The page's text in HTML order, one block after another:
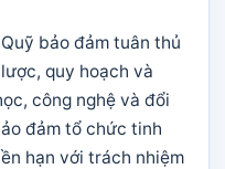
bảo đảm tuân thủ
quy hoạch và
công nghệ và đổi
đảm tổ chức tinh
hạn với trách nhiệm